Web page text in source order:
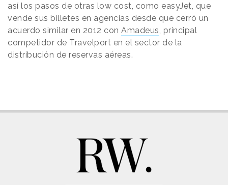
así los pasos de otras low cost, como easyJet, que
vende sus billetes en agencias desde que cerró un
acuerdo similar en 2012 con Amadeus , principal
competidor de Travelport en el sector de la
distribución de reservas aéreas.